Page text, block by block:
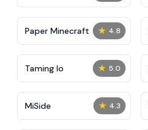
★ 4.8
Paper Minecraft
★ 5.0
Taming Io
★ 4.3
MiSide